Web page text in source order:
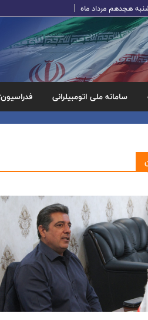
هجدهم مرداد ماه
سامانه ملی اتومبیلرانی فدراسیون